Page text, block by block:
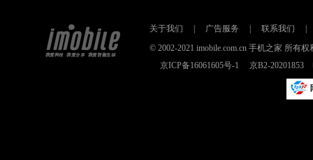
关于我们 广告服务 联系我们
© 2002-2021 imobile.com.cn 手机之家 所有
京ICP备16061605号-1
京B2-20201853